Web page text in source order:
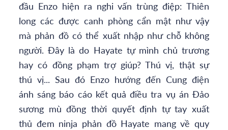
đầu Enzo hiện ra nghi vấn trùng điệp: Thiên
long các được canh phòng cẩn mật như vậy
mà phản đồ có thể xuất nhập như chỗ không
người. Đây là do Hayate tự mình chủ trương
hay có đồng phạm trợ giúp? Thú vị, thật sự
thú vị... Sau đó Enzo hướng đến Cung điện
ánh sáng báo cáo kết quả điều tra vụ án Đảo
sương mù đồng thời quyết định tự tay xuất
thủ đem ninja phản đồ Hayate mang về quy